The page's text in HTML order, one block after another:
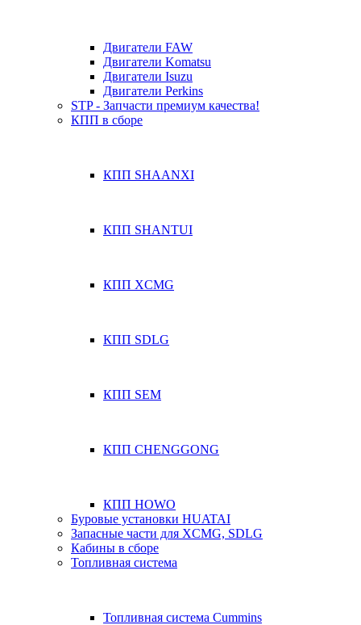
Двигатели FAW
Двигатели Komatsu
Двигатели Isuzu
Двигатели Perkins
STP - Запчасти премиум качества!
КПП в сборе
КПП SHAANXI
КПП SHANTUI
КПП XCMG
КПП SDLG
КПП SEM
КПП CHENGGONG
КПП HOWO
Буровые установки HUATAI
Запасные части для XCMG, SDLG
Кабины в сборе
Топливная система
Топливная система Cummins